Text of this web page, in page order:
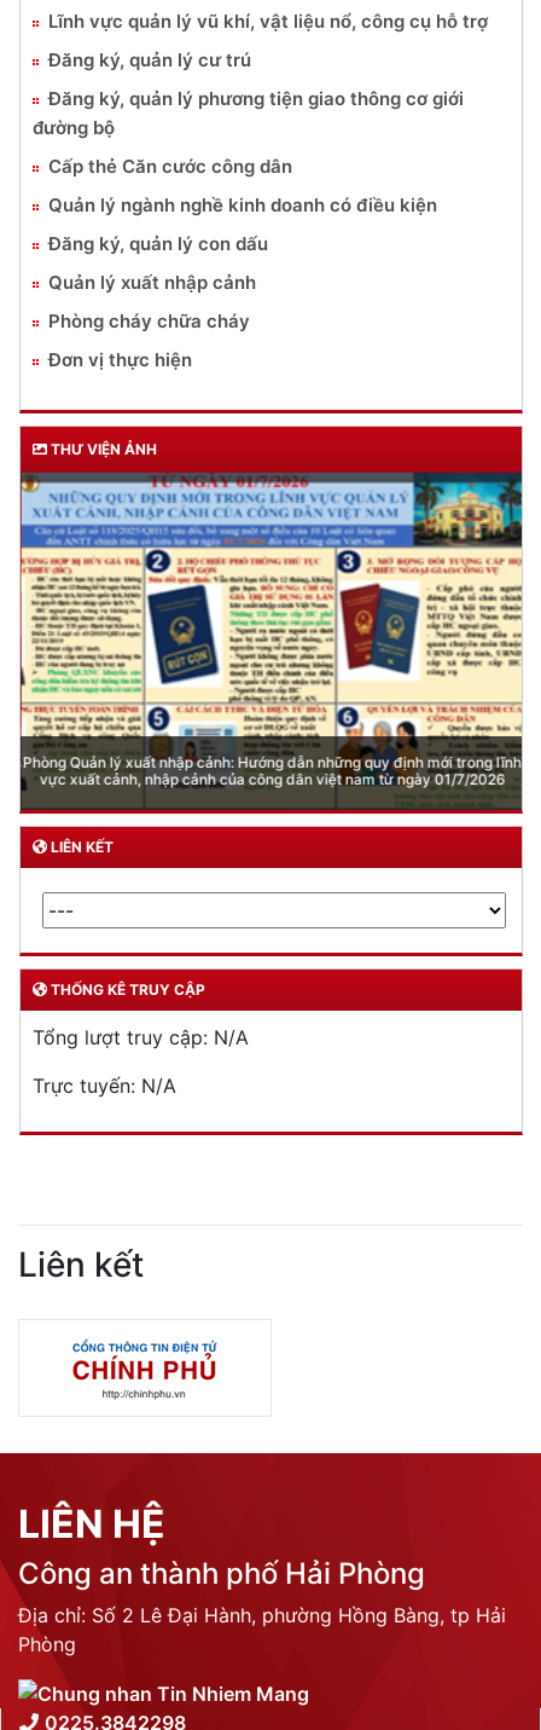
Lĩnh vực quản lý vũ khí, vật liệu nổ, công cụ hỗ trợ
Đăng ký, quản lý cư trú
Đăng ký, quản lý phương tiện giao thông cơ giới
đường bộ
Cấp thẻ Căn cước công dân
Quản lý ngành nghề kinh doanh có điều kiện
Đăng ký, quản lý con dấu
Quản lý xuất nhập cảnh
Phòng cháy chữa cháy
Đơn vị thực hiện
THƯ VIỆN ẢNH
Phòng Quản lý xuất nhập cảnh: Hướng dẫn những quy định mới trong lĩnh
vực xuất cảnh, nhập cảnh của công dân việt nam từ ngày 01/7/2026
LIÊN KẾT
THỐNG KÊ TRUY CẬP
Tổng lượt truy cập: N/A
Trực tuyến: N/A
Liên kết
LIÊN HỆ
Công an thành phố Hải Phòng
Địa chỉ: Số 2 Lê Đại Hành, phường Hồng Bàng, tp Hải
Phòng
0225.3842298